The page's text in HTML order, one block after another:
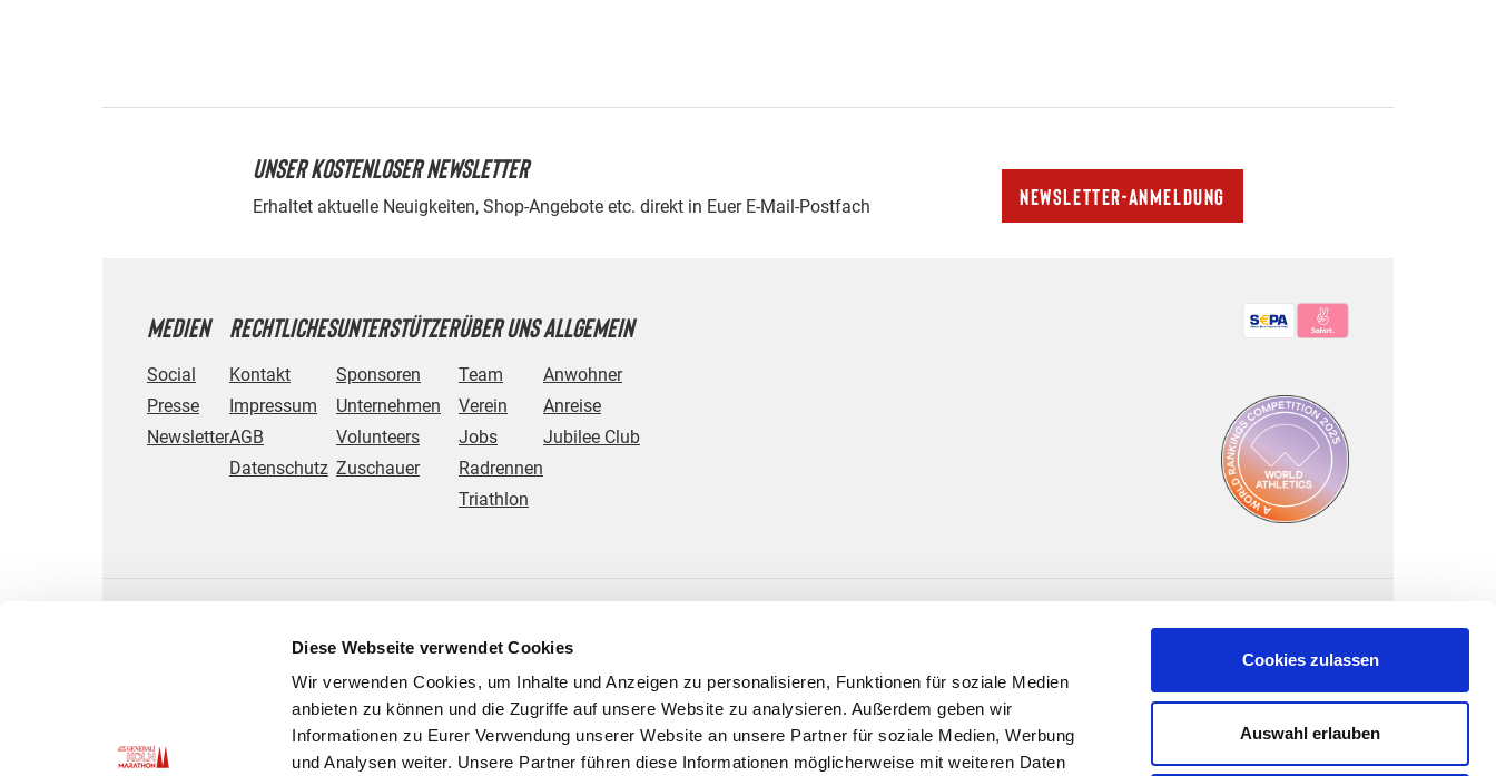
Diese Webseite verwendet Cookies
Wir verwenden Cookies, um Inhalte und Anzeigen zu personalisieren, Funktionen für soziale Medien
anbieten zu können und die Zugriffe auf unsere Website zu analysieren. Außerdem geben wir
Informationen zu Eurer Verwendung unserer Website an unsere Partner für soziale Medien, Werbung
und Analysen weiter. Unsere Partner führen diese Informationen möglicherweise mit weiteren Daten
Cookies zulassen
Auswahl erlauben
UNSER KOSTENLOSER NEWSLETTER
Erhaltet aktuelle Neuigkeiten, Shop-Angebote etc. direkt in Euer E-Mail-Postfach Newsletter-Anmeldung
MEDIEN
Social
Presse
Newsletter
RECHTLICHES
Kontakt
Impressum
AGB
Datenschutz
UNTERSTÜTZER
Sponsoren
Unternehmen
Volunteers
Zuschauer
ÜBER UNS
Team
Verein
Jobs
Radrennen
Triathlon
ALLGEMEIN
Anwohner
Anreise
Jubilee Club
Bezahlmethoden: